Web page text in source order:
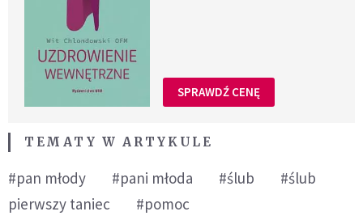
SPRAWDŹ CENĘ
TEMATY W ARTYKULE
#pan młody #pani młoda #ślub
#ślub
pierwszy taniec
#pomoc